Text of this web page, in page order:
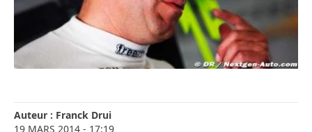
Auteur : Franck Drui
19 MARS 2014 - 17:19